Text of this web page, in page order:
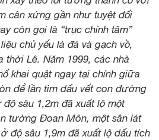
cân xứng gần như tuyệt đối
còn gọi là “trục chính tâm”
chủ yếu là đá và gạch vồ,
thời Lê. Năm 1999, các nhà
khai quật ngay tại chính giữa
để lần tìm dấu vết con đường
sâu 1,2m đã xuất lộ một
tường Đoan Môn, một sân lát
độ sâu 1,9m đã xuất lộ dấu tích